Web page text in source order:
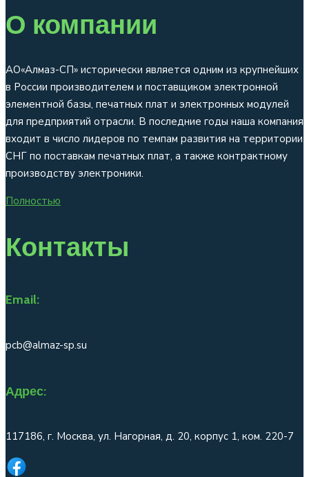
О компании
АО«Алмаз-СП» исторически является одним из крупнейших
в России производителем и поставщиком электронной
элементной базы, печатных плат и электронных модулей
для предприятий отрасли. В последние годы наша компания
входит в число лидеров по темпам развития на территории
СНГ по поставкам печатных плат, а также контрактному
производству электроники.
Полностью
Контакты
Email:
pcb@almaz-sp.su
Адрес:
117186, г. Москва, ул. Нагорная, д. 20, корпус 1, ком. 220-7